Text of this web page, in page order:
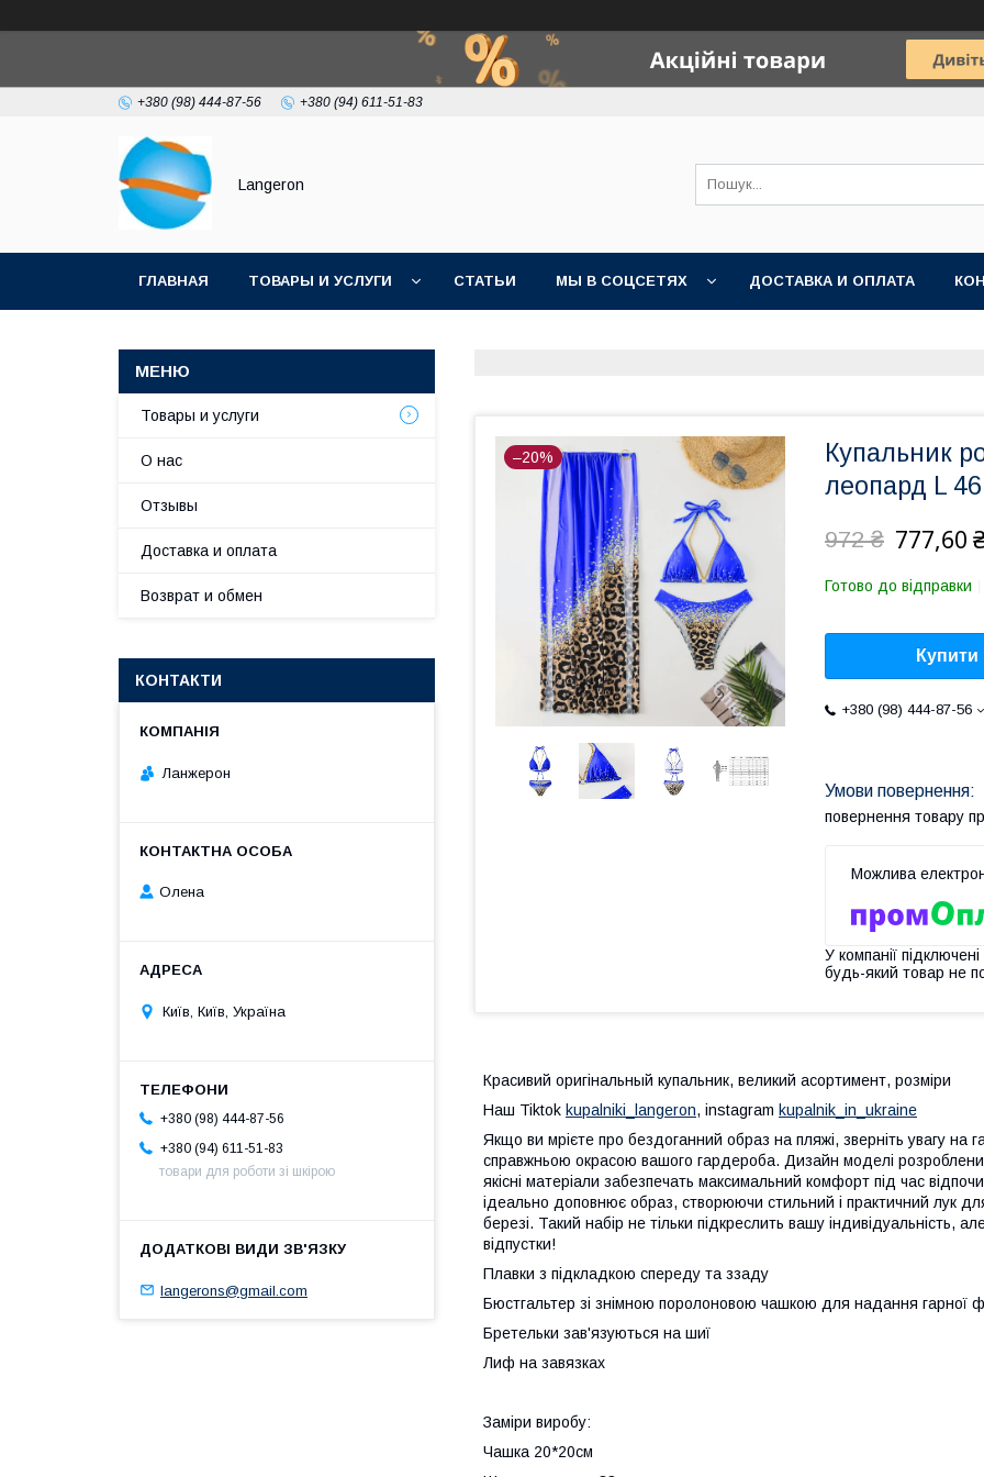
+380 (98) 444-87-56 +380 (94) 611-51-83
Langeron
ГЛАВНАЯ ТОВАРЫ И УСЛУГИ СТАТЬИ МЫ В СОЦСЕТЯХ ДОСТАВКА И ОПЛАТА
–20%
Купальник
леопард L
972 ₴ 777,60
Готово до відправки
Купити
+380 (98) 444-87-56
повернення товару
У компанії
будь-який товар не
Красивий оригінальный купальник, великий асортимент, розміри
Наш Tiktok kupalniki_langeron, instagram kupalnik_in_ukraine
Якщо ви мрієте про бездоганний образ на пляжі, зверніть увагу на
справжньою окрасою вашого гардероба. Дизайн моделі
якісні матеріали забезпечать максимальний комфорт під час
ідеально доповнює образ, створюючи стильний і практичний лук
березі. Такий набір не тільки підкреслить вашу індивідуальність,
відпустки!
Плавки з підкладкою спереду та ззаду
Бюстгальтер зі знімною поролоновою чашкою для надання гарної
Бретельки зав'язуються на шиї
Лиф на завязках
Заміри виробу:
Чашка 20*20см
Товары и услуги
О нас
Отзывы
Доставка и оплата
Возврат и обмен
КОНТАКТИ
Ланжерон
Олена
Київ, Київ, Україна
+380 (98) 444-87-56
+380 (94) 611-51-83
товари для роботи зі шкірою
langerons@gmail.com